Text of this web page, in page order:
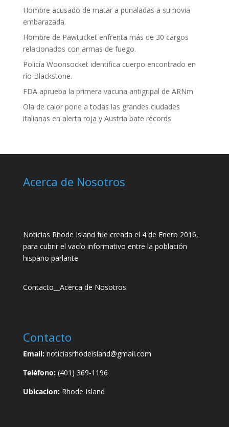
Hombre acusado de matar a puñaladas a su novia
embarazada.
Hombre de Pawtucket enfrenta más de 30 cargos
relacionados con armas de fuego.
Policía Woonsocket identifica cuerpo encontrado en
río Blackstone.
FDA aprueba la primera vacuna antigripal de ARNm
Ola de calor pone a todas las grandes ciudades
italianas en alerta roja y Austria bate récords
Acerca de Nosotros
Noticias Rhode Island fue creada el 4 de Enero 2016,
para cubrir el vacío informativo entre la población
hispano parlante
Contacto Acerca de Nosotros
Contacto
Email:noticiasrhodeisland@gmail.com
Teléfono:(401) 369-1196
Ubicacion:Rhode Island